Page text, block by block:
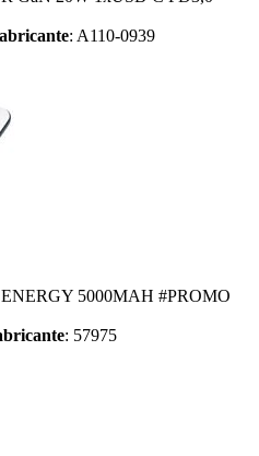
: A110-0939
5000MAH #PROMO
: 57975